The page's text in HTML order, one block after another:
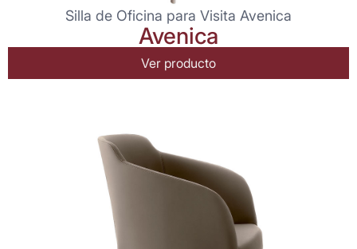
Silla de Oficina para Visita Avenica
Avenica
Ver producto